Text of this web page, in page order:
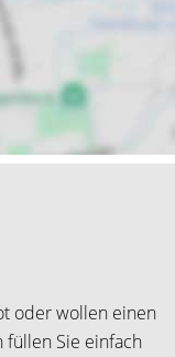
oder wollen einen
füllen Sie einfach